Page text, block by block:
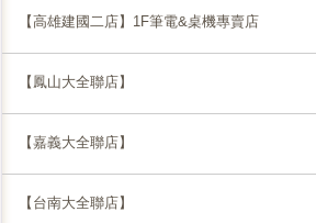
【高雄建國二店】1F筆電&桌機專賣店
【鳳山大全聯店】
【嘉義大全聯店】
【台南大全聯店】